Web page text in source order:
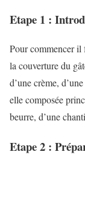
Etape 1 :
Pour commencer il
la couverture du
d’une crème,
elle composée
beurre, d’une
Etape 2 :